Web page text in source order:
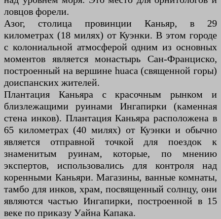
ловцов форели.
Азог, столица провинции Каньяр, в 29
километрах (18 милях) от Куэнки. В этом городе
с колониальной атмосферой одним из основных
моментов является монастырь Сан-Франциско,
построенный на вершине huaca (священной горы)
доиспанских жителей.
Плантация Каньяра с красочным рынком и
близлежащими руинами Ингапирки (каменная
стена инков). Плантация Каньяра расположена в
65 километрах (40 милях) от Куэнки и обычно
является отправной точкой для поездок к
знаменитым руинам, которые, по мнению
экспертов, использовались для контроля над
коренными Каньяри. Магазины, ванные комнаты,
тамбо для инков, храм, посвященный солнцу, они
являются частью Ингапирки, построенной в 15
веке по приказу Уайна Капака.